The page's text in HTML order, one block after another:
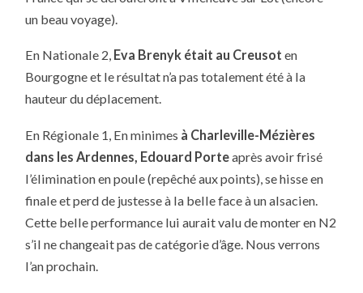
un beau voyage).
En Nationale 2, Eva Brenyk était au Creusot en
Bourgogne et le résultat n’a pas totalement été à la
hauteur du déplacement.
En Régionale 1, En minimes à Charleville-Mézières
dans les Ardennes, Edouard Porteaprès avoir frisé
l’élimination en poule (repêché aux points), se hisse en
finale et perd de justesse à la belle face à un alsacien.
Cette belle performance lui aurait valu de monter en N2
s’il ne changeait pas de catégorie d’âge. Nous verrons
l’an prochain.